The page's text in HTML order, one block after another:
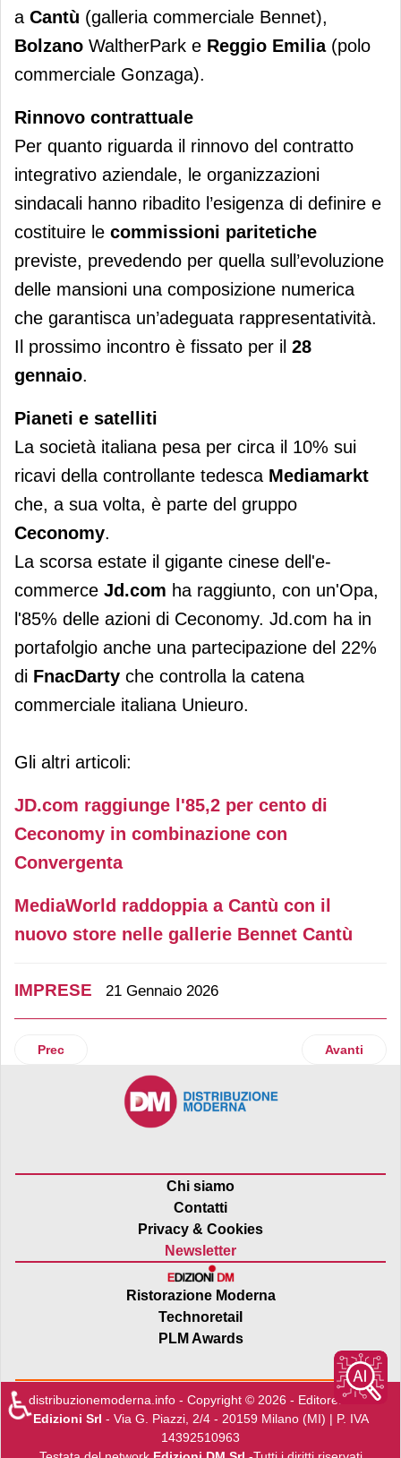
a Cantù (galleria commerciale Bennet),
Bolzano WaltherPark e Reggio Emilia(polo
commerciale Gonzaga).
Rinnovo contrattuale
Per quanto riguarda il rinnovo del contratto
integrativo aziendale, le organizzazioni
sindacali hanno ribadito l’esigenza di definire e
costituire le commissioni paritetiche
previste, prevedendo per quella sull’evoluzione
delle mansioni una composizione numerica
che garantisca un’adeguata rappresentatività.
Il prossimo incontro è fissato per il 28
gennaio.
Pianeti e satelliti
La società italiana pesa per circa il 10% sui
ricavi della controllante tedesca Mediamarkt
che, a sua volta, è parte del gruppo
Ceconomy.
La scorsa estate il gigante cinese dell'e-
commerce Jd.com ha raggiunto, con un'Opa,
l'85% delle azioni di Ceconomy. Jd.com ha in
portafolgio anche una partecipazione del 22%
di FnacDarty che controlla la catena
commerciale italiana Unieuro.
Gli altri articoli:
JD.com raggiunge l'85,2 per cento di
Ceconomy in combinazione con
Convergenta
MediaWorld raddoppia a Cantù con il
nuovo store nelle gallerie Bennet Cantù
IMPRESE 21 Gennaio 2026
Articolo precedente: Toschi Vignola cresce in Sud Italia:
Prec Articolo
Avanti
Chi siamo
Contatti
Privacy & Cookies
Newsletter
Ristorazione Moderna
Technoretail
PLM Awards
distribuzionemoderna.info - Copyright © 2026 - Editore:Edra
Edizioni Srl - Via G. Piazzi, 2/4 - 20159 Milano (MI) | P. IVA
14392510963